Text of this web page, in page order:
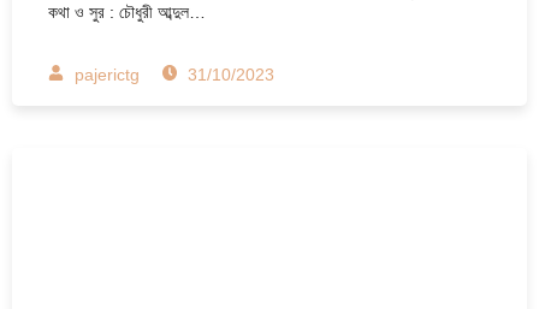
কথা ও সুর : চৌধুরী আব্দুল…
pajerictg 31/10/2023